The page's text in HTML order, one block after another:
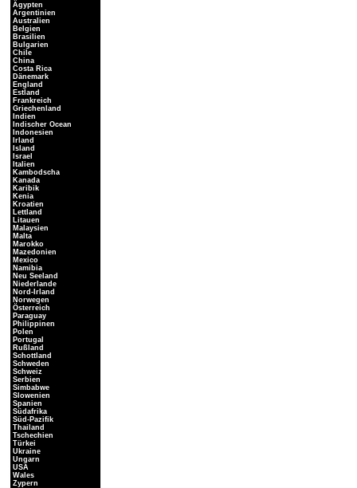
Ägypten
Argentinien
Australien
Belgien
Brasilien
Bulgarien
Chile
China
Costa Rica
Dänemark
England
Estland
Frankreich
Griechenland
Indien
Indischer Ocean
Indonesien
Irland
Island
Israel
Italien
Kambodscha
Kanada
Karibik
Kenia
Kroatien
Lettland
Litauen
Malaysien
Malta
Marokko
Mazedonien
Mexico
Namibia
Neu Seeland
Niederlande
Nord-Irland
Norwegen
Österreich
Paraguay
Philippinen
Polen
Portugal
Rußland
Schottland
Schweden
Schweiz
Serbien
Simbabwe
Slowenien
Spanien
Südafrika
Süd-Pazifik
Thailand
Tschechien
Türkei
Ukraine
Ungarn
USA
Wales
Zypern